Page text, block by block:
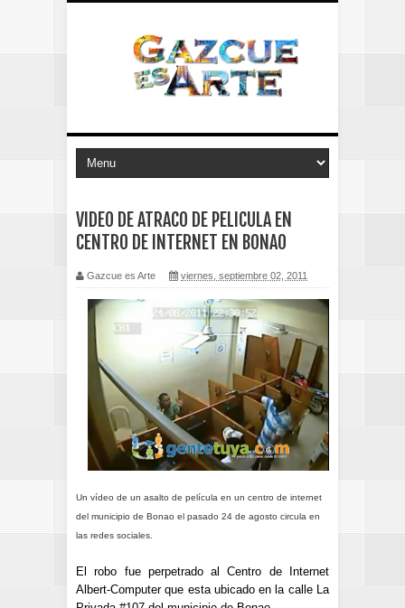
VIDEO DE ATRACO DE PELICULA EN
CENTRO DE INTERNET EN BONAO
Gazcue es Arte viernes, septiembre 02, 2011
Un vídeo de un asalto de película en un centro de internet
del municipio de Bonao el pasado 24 de agosto circula en
las redes sociales.
El robo fue perpetrado al Centro de Internet
Albert-Computer que esta ubicado en la calle La